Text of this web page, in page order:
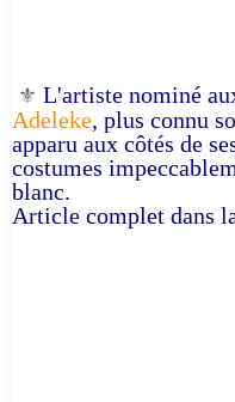
⚜️ L'artiste nominé
Adeleke, plus connu
apparu aux côtés de
costumes
blanc.
Article complet dans